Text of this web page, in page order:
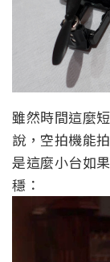
雖然時間這麼
說，空拍機能
是這麼小台如
穩：